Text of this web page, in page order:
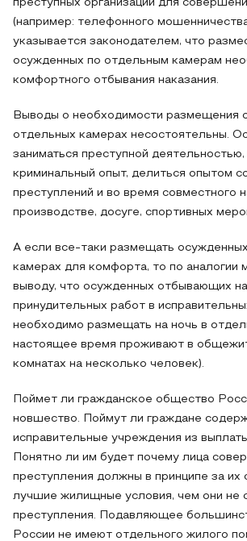
преступных организаций для
(например: телефонного
указывается законодателем, что
осужденных по отдельным камерам
комфортного отбывания наказания.
Выводы о необходимости размещения
отдельных камерах несостоятельны.
заниматься преступной
криминальный опыт, делиться опытом
преступлений и во время совместного
производстве, досуге, спортивных
А если все-таки размещать
камерах для комфорта, то по аналогии
выводу, что осужденных отбывающих
принудительных работ в
необходимо размещать на ночь в
настоящее время проживают в
комнатах на несколько человек).
Поймет ли гражданское общество
новшество. Поймут ли граждане
исправительные учреждения из
Понятно ли им будет почему лица
преступления должны в принципе за их
лучшие жилищные условия, чем они не
преступления. Подавляющее
России не имеют отдельного жилого